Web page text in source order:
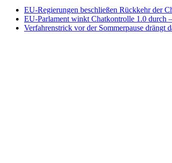
EU-Regierungen beschließen Rückkehr der
EU-Parlament winkt Chatkontrolle 1.0 durch
Verfahrenstrick vor der Sommerpause drängt